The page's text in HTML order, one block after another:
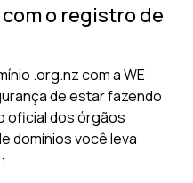
o registro de
.org.nz com a WE
de estar fazendo
oficial dos órgãos
domínios você leva